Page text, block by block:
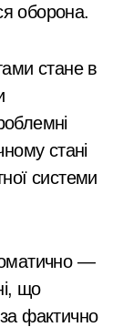
оборона.
стане в
стані
системи
—
що
фактично